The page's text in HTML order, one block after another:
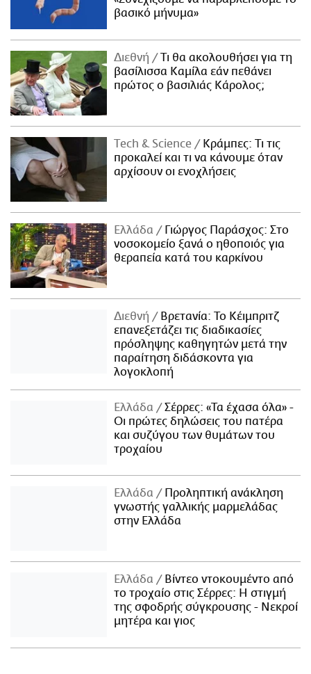
βασικό μήνυμα»
Διεθνή
Τι θα ακολουθήσει για τη
βασίλισσα Καμίλα εάν πεθάνει
πρώτος ο βασιλιάς Κάρολος;
Τech & Science
Κράμπες: Τι τις
προκαλεί και τι να κάνουμε όταν
αρχίσουν οι ενοχλήσεις
Ελλάδα
Γιώργος Παράσχος: Στο
νοσοκομείο ξανά ο ηθοποιός για
θεραπεία κατά του καρκίνου
Διεθνή
Βρετανία: Το Κέιμπριτζ
επανεξετάζει τις διαδικασίες
πρόσληψης καθηγητών μετά την
παραίτηση διδάσκοντα για
λογοκλοπή
Ελλάδα
Σέρρες: «Τα έχασα όλα» -
Οι πρώτες δηλώσεις του πατέρα
και συζύγου των θυμάτων του
τροχαίου
Ελλάδα
Προληπτική ανάκληση
γνωστής γαλλικής μαρμελάδας
στην Ελλάδα
Ελλάδα
Βίντεο ντοκουμέντο από
το τροχαίο στις Σέρρες: Η στιγμή
της σφοδρής σύγκρουσης - Νεκροί
μητέρα και γιος